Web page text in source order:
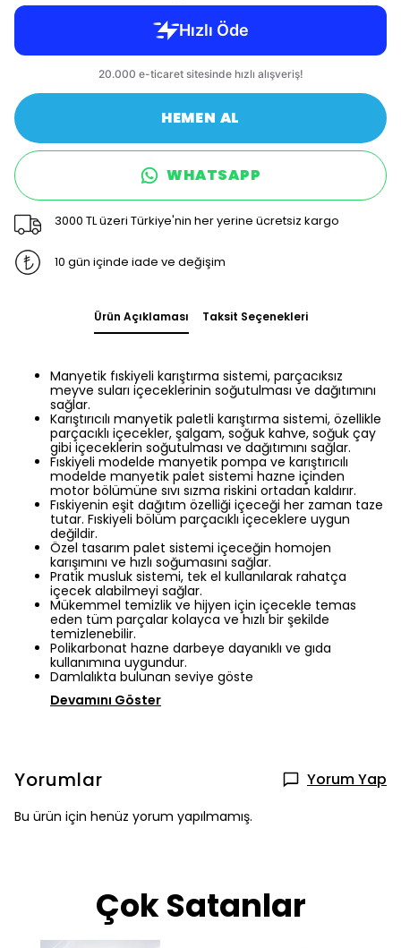
HEMEN AL
WHATSAPP
3000 TL üzeri Türkiye'nin her yerine ücretsiz kargo
10 gün içinde iade ve değişim
Ürün Açıklaması Taksit Seçenekleri
Manyetik fıskiyeli karıştırma sistemi, parçacıksız
meyve suları içeceklerinin soğutulması ve dağıtımını
sağlar.
Karıştırıcılı manyetik paletli karıştırma sistemi, özellikle
parçacıklı içecekler, şalgam, soğuk kahve, soğuk çay
gibi içeceklerin soğutulması ve dağıtımını sağlar.
Fıskiyeli modelde manyetik pompa ve karıştırıcılı
modelde manyetik palet sistemi hazne içinden
motor bölümüne sıvı sızma riskini ortadan kaldırır.
Fıskiyenin eşit dağıtım özelliği içeceği her zaman taze
tutar. Fıskiyeli bölüm parçacıklı içeceklere uygun
değildir.
Özel tasarım palet sistemi içeceğin homojen
karışımını ve hızlı soğumasını sağlar.
Pratik musluk sistemi, tek el kullanılarak rahatça
içecek alabilmeyi sağlar.
Mükemmel temizlik ve hijyen için içecekle temas
eden tüm parçalar kolayca ve hızlı bir şekilde
temizlenebilir.
Polikarbonat hazne darbeye dayanıklı ve gıda
kullanımına uygundur.
Damlalıkta bulunan seviye göste
Devamını Göster
Yorumlar Yorum Yap
Bu ürün için henüz yorum yapılmamış.
Çok Satanlar